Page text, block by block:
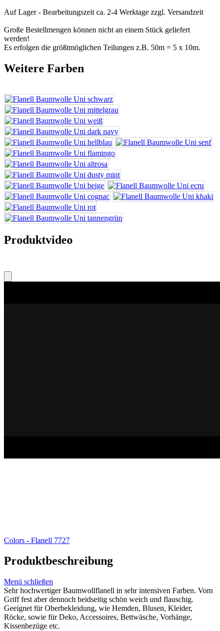
Auf Lager - Bearbeitungszeit ca. 2-4 Werktage zzgl. Versandzeit
Große Bestellmengen können nicht an einem Stück geliefert
werden!
Es erfolgen die größtmöglichen Teilungen z.B. 50m = 5 x 10m.
Weitere Farben
Produktvideo
Colors - Flanell 7727
Produktbeschreibung
Menü schließen
Sehr hochwertiger Baumwollflanell in sehr intensiven Farben. Vom
Griff fest aber dennoch beidseitig schön weich und flauschig.
Geeignet für Oberbekleidung, wie Hemden, Blusen, Kleider,
Röcke, sowie für Deko, Accessoires, Bettwäsche, Vorhänge,
Kissenbezüge etc.